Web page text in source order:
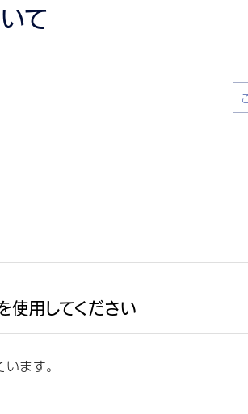
て
使用してください
ます。